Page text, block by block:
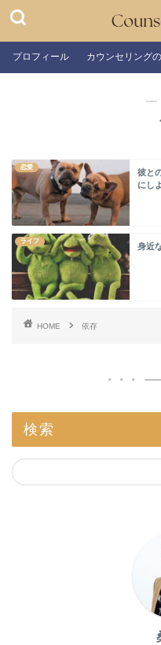
プロフィール カウンセリング
―
恋愛
彼と
にし
ライフ
身近
HOME 依存
検索